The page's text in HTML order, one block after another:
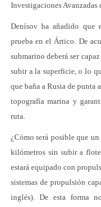
Investigaciones
Denísov ha añadido que
prueba en el Ártico. De
submarino deberá ser
subir a la superficie, o lo
que baña a Rusia de punta
topografía marina y
ruta.
¿Cómo será posible que
kilómetros sin subir a
estará equipado con
sistemas de propulsión
inglés). De esta forma